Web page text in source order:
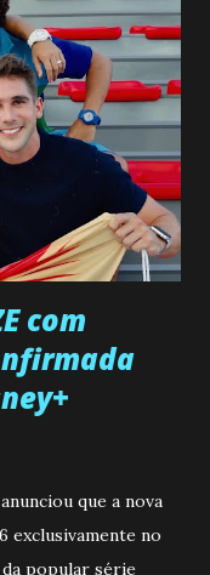
a vida. Camila
seria o
lo. Manuel avisa a
com Joana.
suspeitas pelo
que ele poderia
informa a Gabriel
paciente, que está
com
que a nova
exclusivamente no
popular série